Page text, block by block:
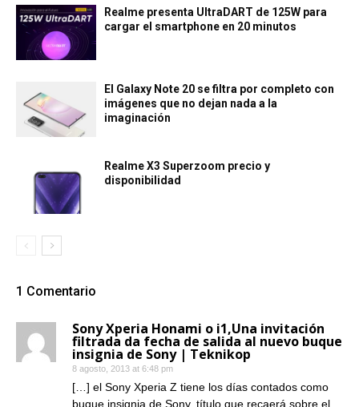
Realme presenta UltraDART de 125W para
cargar el smartphone en 20 minutos
El Galaxy Note 20 se filtra por completo con
imágenes que no dejan nada a la
imaginación
Realme X3 Superzoom precio y
disponibilidad
1 Comentario
Sony Xperia Honami o i1,Una invitación
filtrada da fecha de salida al nuevo buque
insignia de Sony | Teknikop
8 agosto, 2013 at 6:48 pm
[…] el Sony Xperia Z tiene los días contados como
buque insignia de Sony, título que recaerá sobre el